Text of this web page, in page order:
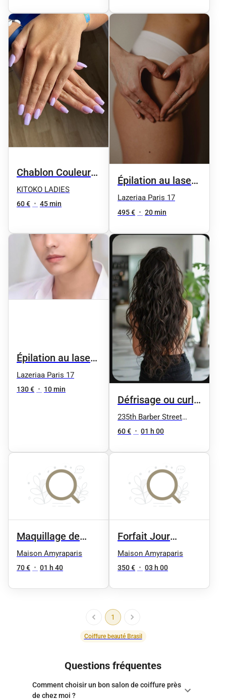
Chablon Couleur
unie
KITOKO LADIES
60 € • 45 min
Épilation au laser -
Maillot brésilien -
6 séances
Lazeriaa Paris 17
495 € • 20 min
Épilation au laser
homme - Visage
entier
Lazeriaa Paris 17
130 € • 10 min
Défrisage ou curly
cheveux longs
235th Barber Street
Nation
60 € • 01 h 00
Maquillage de
soirée
Maison Amyraparis
70 € • 01 h 40
Forfait Jour
Mariage ( coiffure
+ maquillage) + 1
Maison Amyraparis
350 € • 03 h 00
1
Coiffure beauté Brasil
Questions fréquentes
Comment choisir un bon salon de coiffure près
de chez moi ?